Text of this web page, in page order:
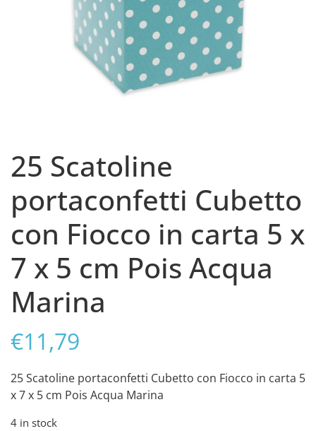
25 Scatoline
portaconfetti Cubetto
con Fiocco in carta 5 x
7 x 5 cm Pois Acqua
Marina
€11,79
25 Scatoline portaconfetti Cubetto con Fiocco in carta 5
x 7 x 5 cm Pois Acqua Marina
4 in stock